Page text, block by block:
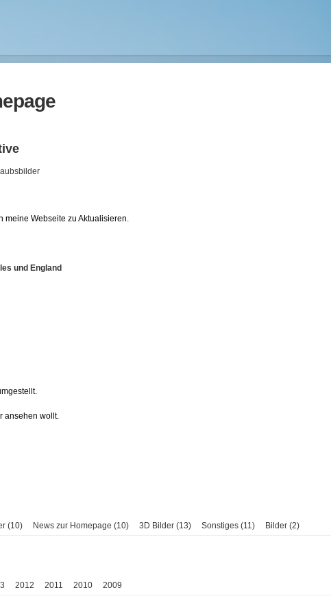
meine Webseite zu Aktualisieren.
und England
ansehen wollt.
(10) News zur Homepage (10) 3D Bilder (13) Sonstiges (11) Bilder (2)
2012 2011 2010 2009